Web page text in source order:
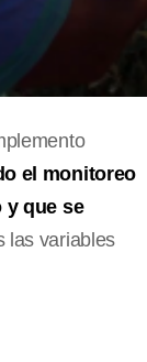
el monitoreo
y que se
las variables